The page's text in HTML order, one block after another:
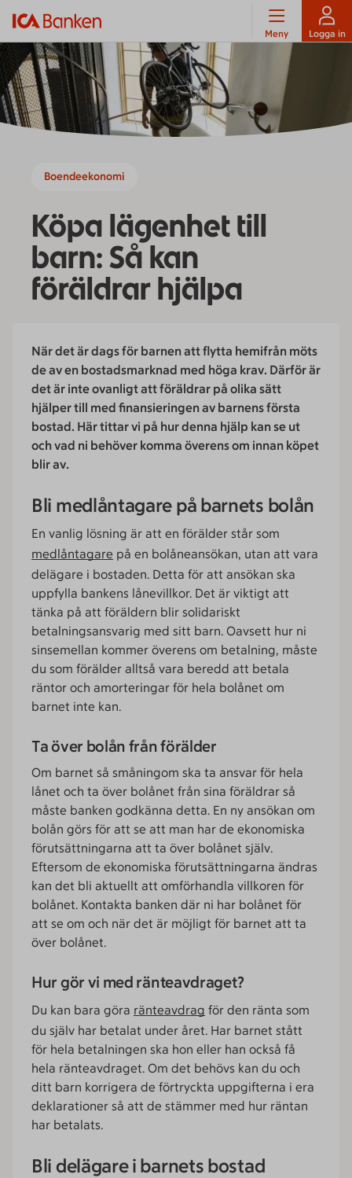
Meny Logga in
Boendeekonomi
Köpa lägenhet till
barn: Så kan
föräldrar hjälpa
När det är dags för barnen att flytta hemifrån möts
de av en bostadsmarknad med höga krav. Därför är
det är inte ovanligt att föräldrar på olika sätt
hjälper till med finansieringen av barnens första
bostad. Här tittar vi på hur denna hjälp kan se ut
och vad ni behöver komma överens om innan köpet
blir av.
Bli medlåntagare på barnets bolån
En vanlig lösning är att en förälder står som
medlåntagare på en bolåneansökan, utan att vara
delägare i bostaden. Detta för att ansökan ska
uppfylla bankens lånevillkor. Det är viktigt att
tänka på att föräldern blir solidariskt
betalningsansvarig med sitt barn. Oavsett hur ni
sinsemellan kommer överens om betalning, måste
du som förälder alltså vara beredd att betala
räntor och amorteringar för hela bolånet om
barnet inte kan.
Ta över bolån från förälder
Om barnet så småningom ska ta ansvar för hela
lånet och ta över bolånet från sina föräldrar så
måste banken godkänna detta. En ny ansökan om
bolån görs för att se att man har de ekonomiska
förutsättningarna att ta över bolånet själv.
Eftersom de ekonomiska förutsättningarna ändras
kan det bli aktuellt att omförhandla villkoren för
bolånet. Kontakta banken där ni har bolånet för
att se om och när det är möjligt för barnet att ta
över bolånet.
Hur gör vi med ränteavdraget?
Du kan bara göra ränteavdrag för den ränta som
du själv har betalat under året. Har barnet stått
för hela betalningen ska hon eller han också få
hela ränteavdraget. Om det behövs kan du och
ditt barn korrigera de förtryckta uppgifterna i era
deklarationer så att de stämmer med hur räntan
har betalats.
Bli delägare i barnets bostad